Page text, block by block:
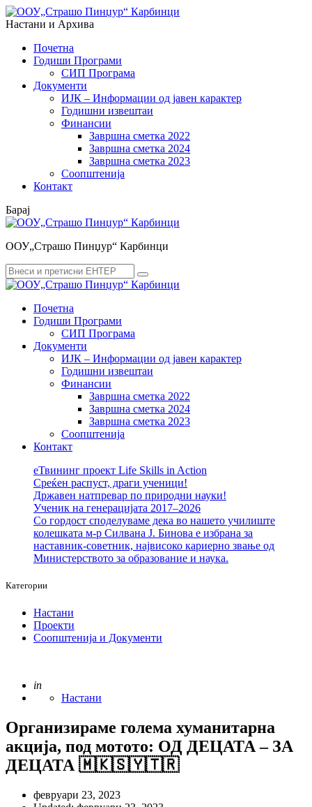
Menu
Search
Настани и Архива
Почетна
Годиши Програми
СИП Програма
Документи
ИЈК – Информации од јавен карактер
Годишни извештаи
Финансии
Завршна сметка 2022
Завршна сметка 2024
Завршна сметка 2023
Соопштенија
Контакт
Барај
ООУ„Страшо Пинџур“ Карбинци
Search
for:
Search
Почетна
Годиши Програми
СИП Програма
Документи
ИЈК – Информации од јавен карактер
Годишни извештаи
Финансии
Завршна сметка 2022
Завршна сметка 2024
Завршна сметка 2023
Соопштенија
Контакт
еТвининг проект Life Skills in Action
Среќен распуст, драги ученици!
Државен натпревар по природни науки!
Ученик на генерацијата 2017–2026
Со гордост споделуваме дека во нашето училиште
колешката м-р Силвана Ј. Бинова е избрана за
наставник-советник, највисоко кариерно звање од
Министерството за образование и наука.
Категории
Настани
Проекти
Соопштенија и Документи
Posted
in
Настани
Организираме голема хуманитарна
акција, под мотото: ОД ДЕЦАТА – ЗА
ДЕЦАТА 🇲🇰🇸🇾🇹🇷
февруари 23, 2023